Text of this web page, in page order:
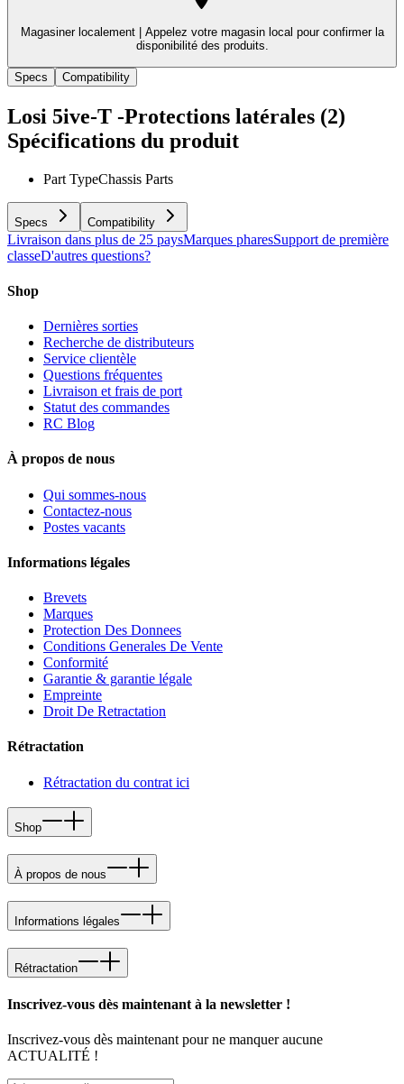
Magasiner localement |
Appelez votre magasin local pour confirmer la
disponibilité des produits.
Specs Compatibility
Losi 5ive-T -Protections latérales (2)
Spécifications du produit
Part TypeChassis Parts
Specs Compatibility
Livraison dans plus de 25 paysMarques pharesSupport de première
classeD'autres questions?
Shop
Dernières sorties
Recherche de distributeurs
Service clientèle
Questions fréquentes
Livraison et frais de port
Statut des commandes
RC Blog
À propos de nous
Qui sommes-nous
Contactez-nous
Postes vacants
Informations légales
Brevets
Marques
Protection Des Donnees
Conditions Generales De Vente
Conformité
Garantie & garantie légale
Empreinte
Droit De Retractation
Rétractation
Rétractation du contrat ici
Shop
À propos de nous
Informations légales
Rétractation
Inscrivez-vous dès maintenant à la newsletter !
Inscrivez-vous dès maintenant pour ne manquer aucune
ACTUALITÉ !